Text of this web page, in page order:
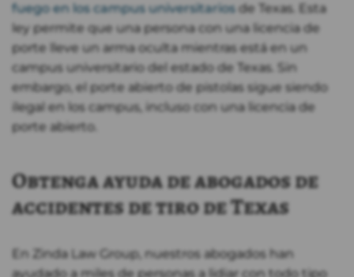
fuego en los campus universitarios de Texas. Esta
ley permite que una persona con una licencia de
porte lleve un arma oculta mientras está en un
campus universitario del estado de Texas. Sin
embargo, el porte abierto de pistolas sigue siendo
ilegal en los campus, incluso con una licencia de
porte abierto.
Obtenga ayuda de abogados de
accidentes de tiro de Texas
En Zinda Law Group, nuestros abogados han
ayudado a miles de personas a lidiar con todo tipo